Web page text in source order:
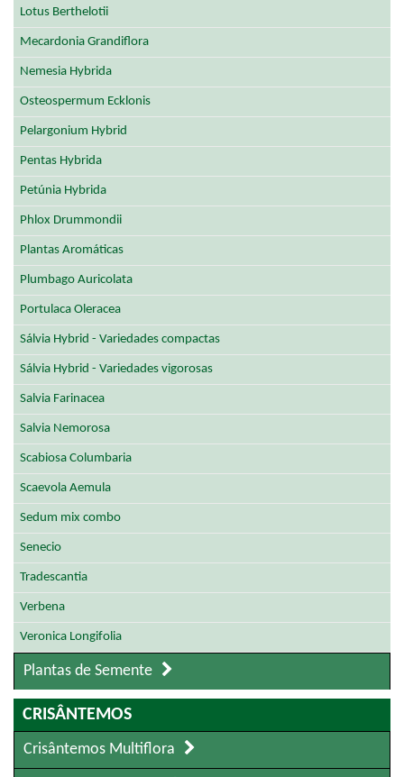
Lotus Berthelotii
Mecardonia Grandiflora
Nemesia Hybrida
Osteospermum Ecklonis
Pelargonium Hybrid
Pentas Hybrida
Petúnia Hybrida
Phlox Drummondii
Plantas Aromáticas
Plumbago Auricolata
Portulaca Oleracea
Sálvia Hybrid - Variedades compactas
Sálvia Hybrid - Variedades vigorosas
Salvia Farinacea
Salvia Nemorosa
Scabiosa Columbaria
Scaevola Aemula
Sedum mix combo
Senecio
Tradescantia
Verbena
Veronica Longifolia
Plantas de Semente
CRISÂNTEMOS
Crisântemos Multiflora